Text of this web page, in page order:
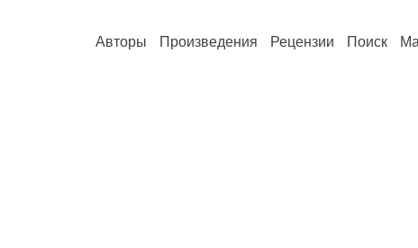
Авторы Произведения Рецензии Поиск